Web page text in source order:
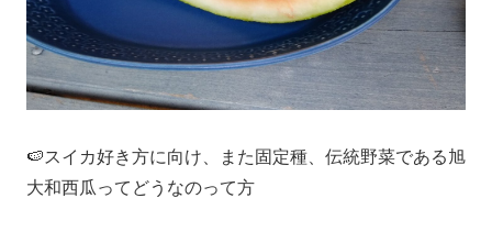
🍉スイカ好き方に向け、また固定種、伝統野菜である旭
大和西瓜ってどうなのって方